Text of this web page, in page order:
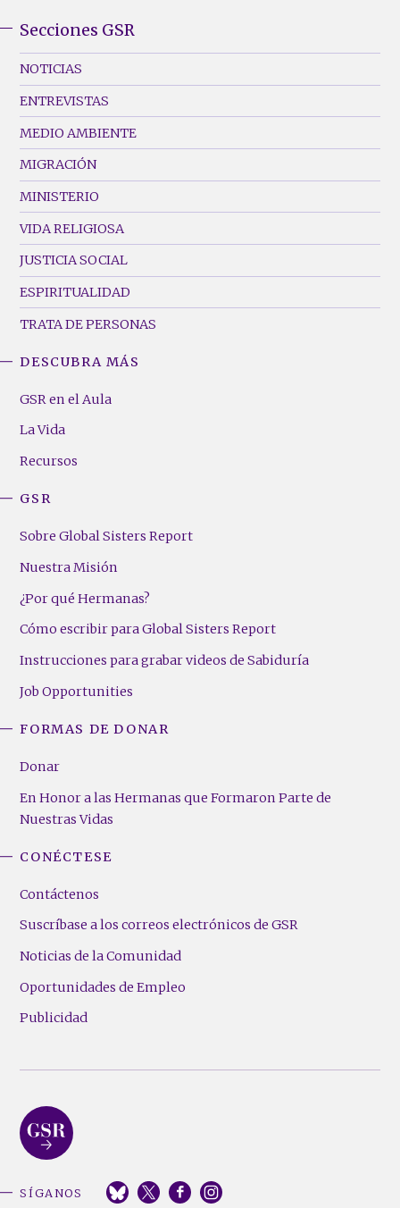
Footer
Menu
(Left)
Secciones GSR
NOTICIAS
ENTREVISTAS
MEDIO AMBIENTE
MIGRACIÓN
MINISTERIO
VIDA RELIGIOSA
JUSTICIA SOCIAL
ESPIRITUALIDAD
TRATA DE PERSONAS
Footer
(Right)
DESCUBRA MÁS
GSR en el Aula
La Vida
Recursos
GSR
Sobre Global Sisters Report
Nuestra Misión
¿Por qué Hermanas?
Cómo escribir para Global Sisters Report
Instrucciones para grabar videos de Sabiduría
Job Opportunities
FORMAS DE DONAR
Donar
En Honor a las Hermanas que Formaron Parte de
Nuestras Vidas
CONÉCTESE
Contáctenos
Suscríbase a los correos electrónicos de GSR
Noticias de la Comunidad
Oportunidades de Empleo
Publicidad
SÍGANOS